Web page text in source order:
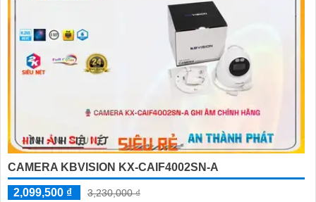
CAMERA KBVISION KX-CAIF4002SN-A
2,099,500 ₫
3,230,000 ₫